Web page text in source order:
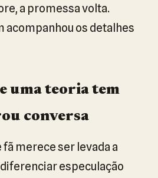
a promessa volta.
acompanhou os detalhes
uma teoria tem
conversa
merece ser levada a
especulação